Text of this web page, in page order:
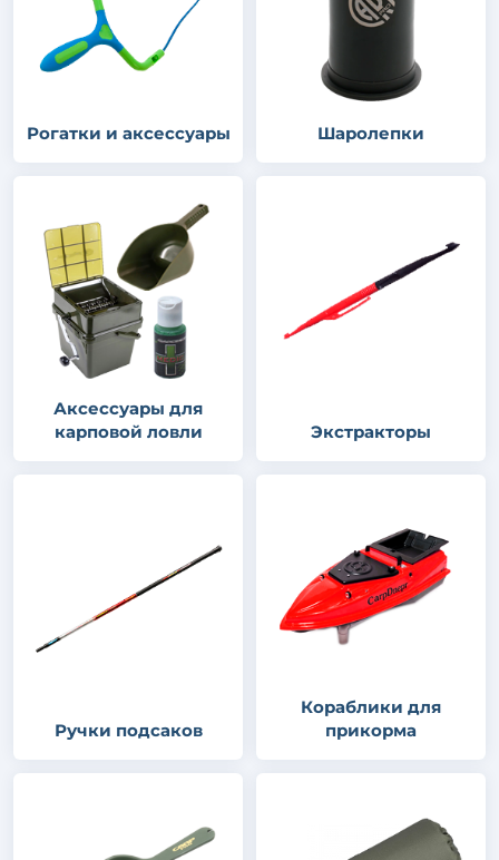
Рогатки и аксессуары Шаролепки
Аксессуары для
карповой ловли
Экстракторы
Ручки подсаков
Кораблики для
прикорма